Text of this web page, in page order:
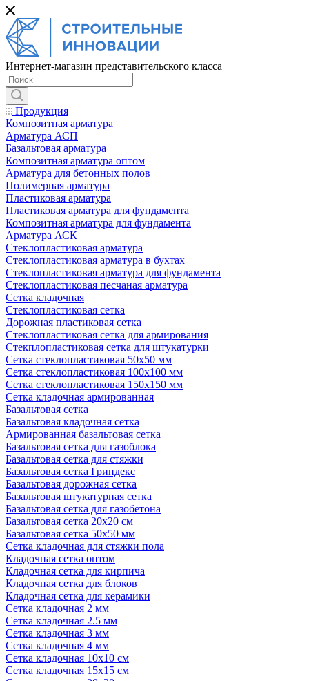
Интернет-магазин представительского класса
Продукция
Композитная арматура
Арматура АСП
Базальтовая арматура
Композитная арматура оптом
Арматура для бетонных полов
Полимерная арматура
Пластиковая арматура
Пластиковая арматура для фундамента
Композитная арматура для фундамента
Арматура АСК
Cтеклопластиковая арматура
Стеклопластиковая арматура в бухтах
Стеклопластиковая арматура для фундамента
Стеклопластиковая песчаная арматура
Сетка кладочная
Стеклопластиковая сетка
Дорожная пластиковая сетка
Стеклопластиковая сетка для армирования
Стекплопластиковая сетка для штукатурки
Сетка стеклопластиковая 50x50 мм
Сетка стеклопластиковая 100x100 мм
Сетка стеклопластиковая 150x150 мм
Сетка кладочная армированная
Базальтовая сетка
Базальтовая кладочная сетка
Армированная базальтовая сетка
Базальтовая сетка для газоблока
Базальтовая сетка для стяжки
Базальтовая сетка Гриндекс
Базальтовая дорожная сетка
Базальтовая штукатурная сетка
Базальтовая сетка для газобетона
Базальтовая сетка 20x20 см
Базальтовая сетка 50x50 мм
Сетка кладочная для стяжки пола
Кладочная сетка оптом
Кладочная сетка для кирпича
Кладочная сетка для блоков
Кладочная сетка для керамики
Сетка кладочная 2 мм
Сетка кладочная 2.5 мм
Сетка кладочная 3 мм
Сетка кладочная 4 мм
Сетка кладочная 10x10 см
Сетка кладочная 15x15 см